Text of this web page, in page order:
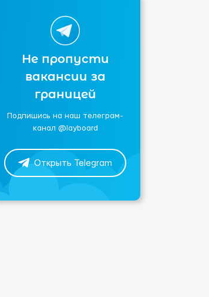
Не пропусти
вакансии за
границей
Подпишись на наш телеграм-
канал @layboard
Открыть Telegram